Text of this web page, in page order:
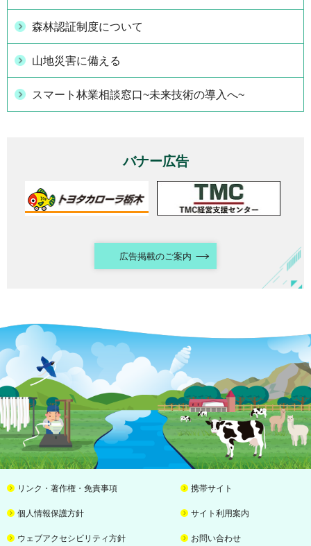
森林認証制度について
山地災害に備える
スマート林業相談窓口~未来技術の導入へ~
バナー広告
広告掲載のご案内
リンク・著作権・免責事項 携帯サイト
個人情報保護方針 サイト利用案内
ウェブアクセシビリティ方針 お問い合わせ